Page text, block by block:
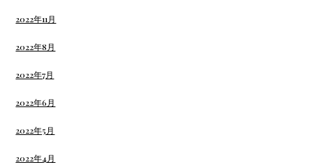
2022年11月
2022年8月
2022年7月
2022年6月
2022年5月
2022年4月